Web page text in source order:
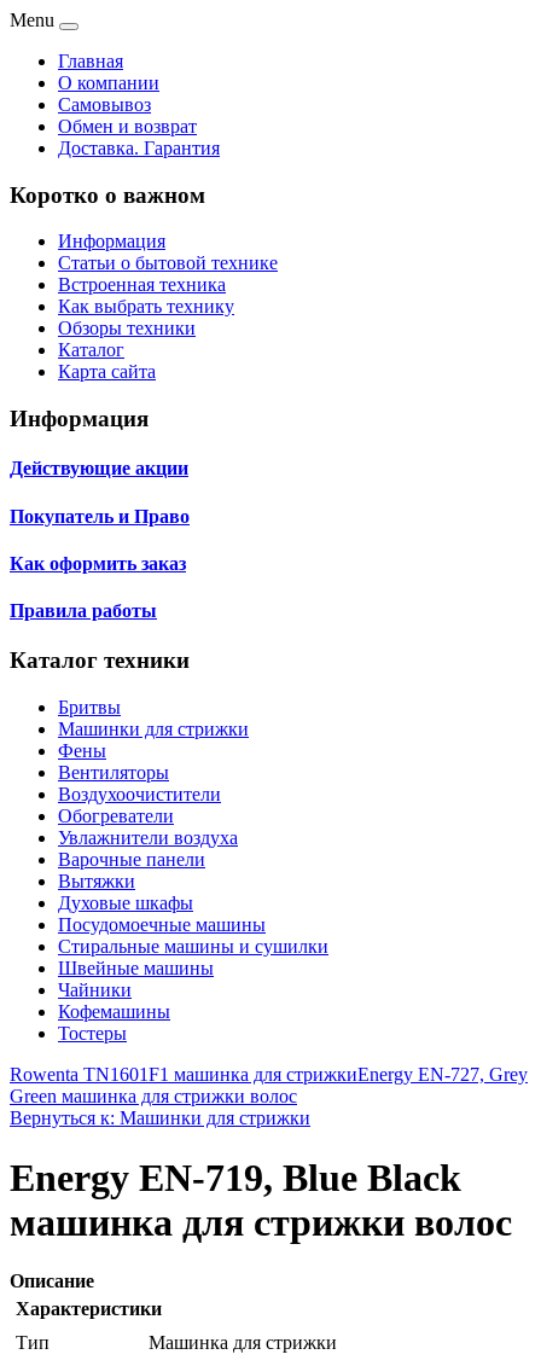
Menu
Главная
О компании
Самовывоз
Обмен и возврат
Доставка. Гарантия
Коротко о важном
Информация
Статьи о бытовой технике
Встроенная техника
Как выбрать технику
Обзоры техники
Каталог
Карта сайта
Информация
Действующие акции
Покупатель и Право
Как оформить заказ
Правила работы
Каталог техники
Бритвы
Машинки для стрижки
Фены
Вентиляторы
Воздухоочистители
Обогреватели
Увлажнители воздуха
Варочные панели
Вытяжки
Духовые шкафы
Посудомоечные машины
Стиральные машины и сушилки
Швейные машины
Чайники
Кофемашины
Тостеры
Rowenta TN1601F1 машинка для стрижкиEnergy EN-727, Grey
Green машинка для стрижки волос
Вернуться к: Машинки для стрижки
Energy EN-719, Blue Black
машинка для стрижки волос
Описание
Характеристики
Тип
Машинка для стрижки